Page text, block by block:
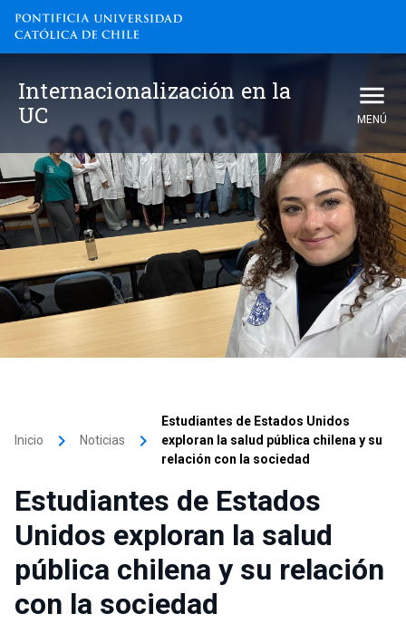
Internacionalización en la
UC
MENÚ
Inicio keyboard_arrow_right Noticias keyboard_arrow_right
Estudiantes de Estados Unidos
exploran la salud pública chilena y su
relación con la sociedad
Estudiantes de Estados
Unidos exploran la salud
pública chilena y su relación
con la sociedad